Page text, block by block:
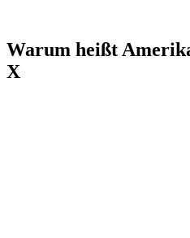
Warum heißt
X